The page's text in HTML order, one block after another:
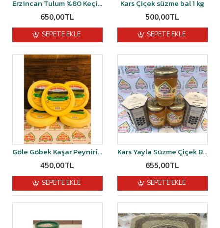
Erzincan Tulum %80 Keçi Sütü % 20 Koyun Sütü Şirden Mayalı 1 kğ
650,00TL
SEPETE EKLE
Kars Çiçek süzme bal 1 kg
500,00TL
SEPETE EKLE
Göle Göbek Kaşar Peyniri Organik Şırdan Mayalı 1 kg
450,00TL
SEPETE EKLE
Kars Yayla Süzme Çiçek Balı 1 kg
655,00TL
SEPETE EKLE